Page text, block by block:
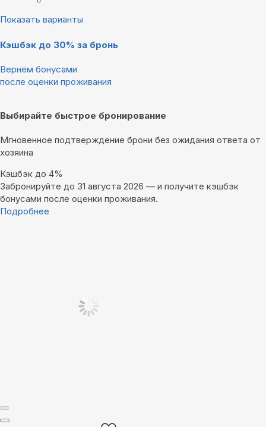
Показать варианты
Кэшбэк до 30% за бронь
Вернём бонусами
после оценки проживания
Выбирайте быстрое бронирование
Мгновенное подтверждение брони без ожидания ответа от
хозяина
Кэшбэк до 4%
Забронируйте до 31 августа 2026 — и получите кэшбэк
бонусами после оценки проживания.
Подробнее